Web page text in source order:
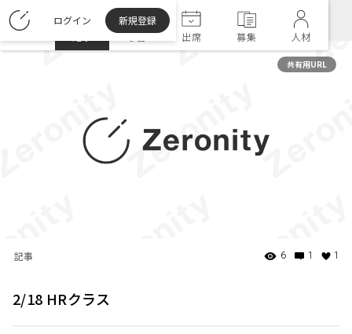
ログイン
新規登録
学習 出席 募集 人材
共有用URL
記事 6 1 1
2/18 HRクラス